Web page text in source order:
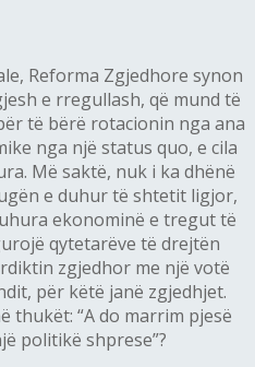
Reforma Zgjedhore synon
e rregullash, që mund të
të bërë rotacionin nga ana
nga një status quo, e cila
Më saktë, nuk i ka dhënë
e duhur të shtetit ligjor,
ekonominë e tregut të
qytetarëve të drejtën
zgjedhor me një votë
për këtë janë zgjedhjet.
thukët: “A do marrim pjesë
politikë shprese”?